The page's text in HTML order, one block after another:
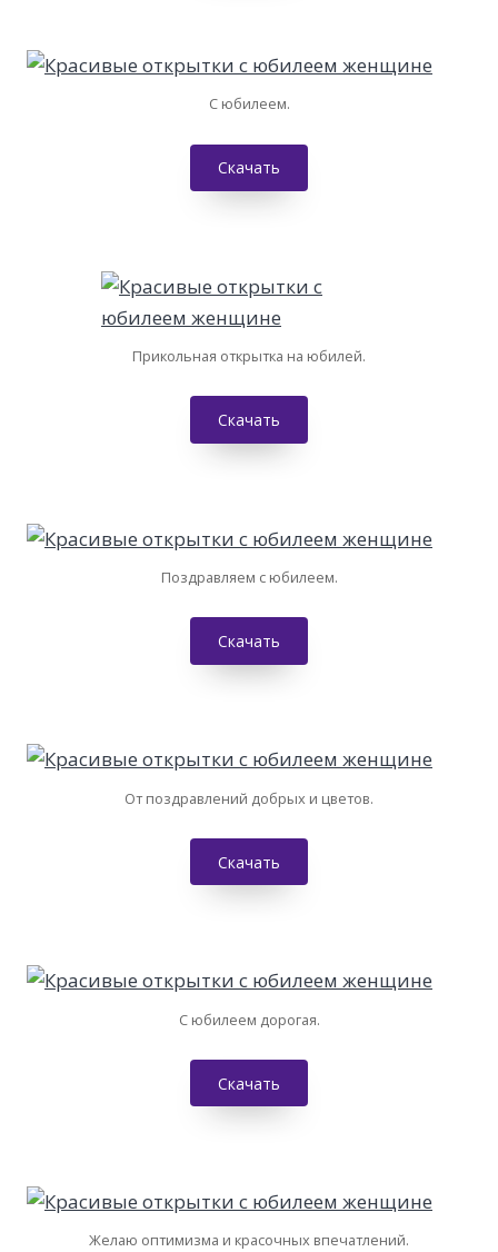
С юбилеем.
Скачать
Прикольная открытка на юбилей.
Скачать
Поздравляем с юбилеем.
Скачать
От поздравлений добрых и цветов.
Скачать
С юбилеем дорогая.
Скачать
Желаю оптимизма и красочных впечатлений.